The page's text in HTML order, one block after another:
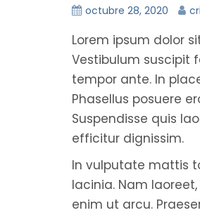
octubre 28, 2020
Lorem ipsum dolor
Vestibulum suscipit
tempor ante. In
Phasellus posuere
Suspendisse quis
efficitur dignissim.
In vulputate mattis
lacinia. Nam
enim ut arcu.